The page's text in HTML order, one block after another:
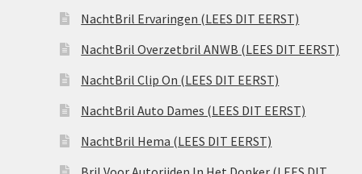
NachtBril Ervaringen (LEES DIT EERST)
NachtBril Overzetbril ANWB (LEES DIT EERST)
NachtBril Clip On (LEES DIT EERST)
NachtBril Auto Dames (LEES DIT EERST)
NachtBril Hema (LEES DIT EERST)